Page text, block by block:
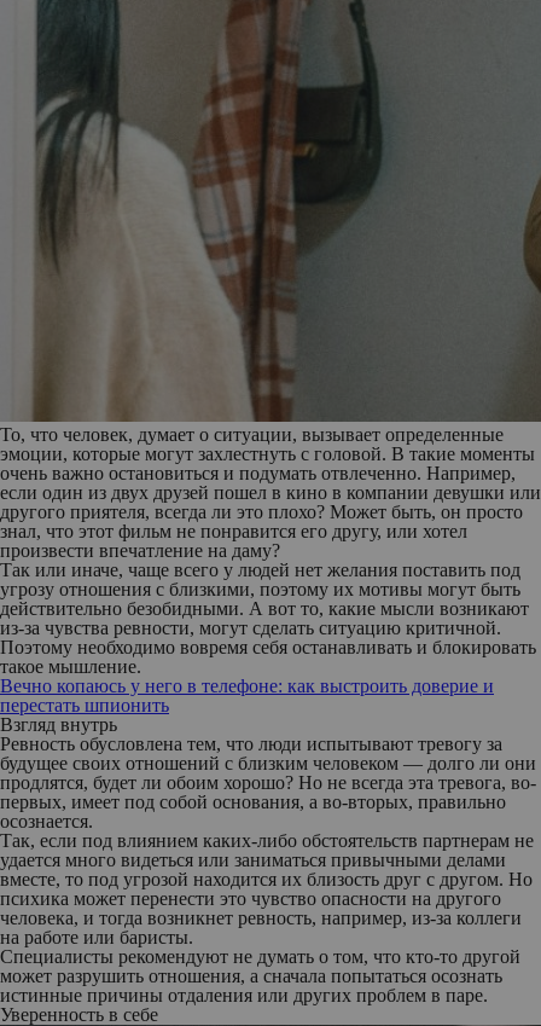
То, что человек, думает о ситуации, вызывает определенные
эмоции, которые могут захлестнуть с головой. В такие моменты
очень важно остановиться и подумать отвлеченно. Например,
если один из двух друзей пошел в кино в компании девушки или
другого приятеля, всегда ли это плохо? Может быть, он просто
знал, что этот фильм не понравится его другу, или хотел
произвести впечатление на даму?
Так или иначе, чаще всего у людей нет желания поставить под
угрозу отношения с близкими, поэтому их мотивы могут быть
действительно безобидными. А вот то, какие мысли возникают
из-за чувства ревности, могут сделать ситуацию критичной.
Поэтому необходимо вовремя себя останавливать и блокировать
такое мышление.
Вечно копаюсь у него в телефоне: как выстроить доверие и
перестать шпионить
Взгляд внутрь
Ревность обусловлена тем, что люди испытывают тревогу за
будущее своих отношений с близким человеком — долго ли они
продлятся, будет ли обоим хорошо? Но не всегда эта тревога, во-
первых, имеет под собой основания, а во-вторых, правильно
осознается.
Так, если под влиянием каких-либо обстоятельств партнерам не
удается много видеться или заниматься привычными делами
вместе, то под угрозой находится их близость друг с другом. Но
психика может перенести это чувство опасности на другого
человека, и тогда возникнет ревность, например, из-за коллеги
на работе или баристы.
Специалисты рекомендуют не думать о том, что кто-то другой
может разрушить отношения, а сначала попытаться осознать
истинные причины отдаления или других проблем в паре.
Уверенность в себе